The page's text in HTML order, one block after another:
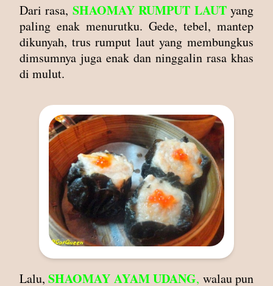
Dari rasa, SHAOMAY RUMPUT LAUTyang
paling enak menurutku. Gede, tebel, mantep
dikunyah, trus rumput laut yang membungkus
dimsumnya juga enak dan ninggalin rasa khas
di mulut.
Lalu,SHAOMAY AYAM UDANG, walau pun